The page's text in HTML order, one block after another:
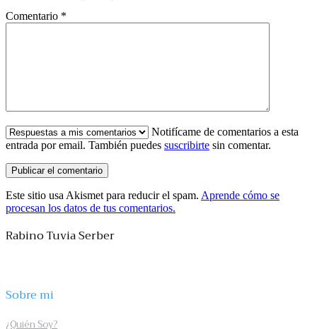
Comentario *
Notifícame de comentarios a esta
entrada por email. También puedes suscribirte sin comentar.
Este sitio usa Akismet para reducir el spam. Aprende cómo se
procesan los datos de tus comentarios.
Rabino Tuvia Serber
Sobre mi
¿Quién Soy?